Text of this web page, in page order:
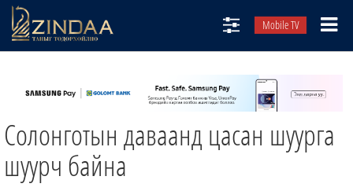
Mobile TV
ТВ8
ӨГЛӨӨНИЙ СОНИН
АУДИО ЗОХИОЛ
ЗИНДАА СЭТГҮҮЛ
Солонготын даваанд цасан шуурга
шуурч байна